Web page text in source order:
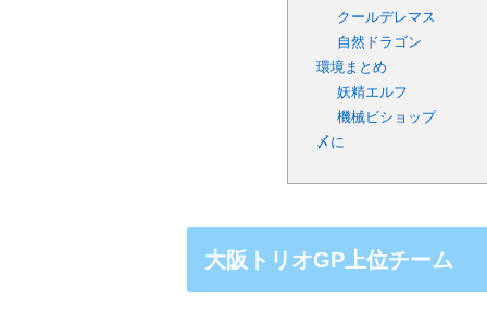
クールデレマス
自然ドラゴン
環境まとめ
妖精エルフ
機械ビショップ
〆に
大阪トリオGP上位チーム